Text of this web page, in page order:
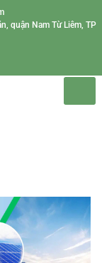
quận Nam Từ Liêm, TP